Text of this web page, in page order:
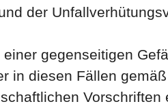
der
gegenseitigen
in diesen Fällen